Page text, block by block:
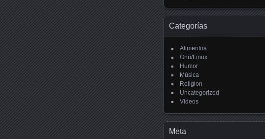
Categorías
Alimentos
Gnu/Linux
Humor
Música
Religion
Uncategorized
Videos
Meta